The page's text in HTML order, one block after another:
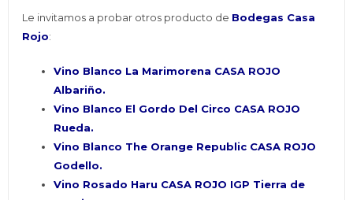
Le invitamos a probar otros producto de Bodegas Casa
Rojo:
Vino Blanco La Marimorena CASA ROJO
Albariño.
Vino Blanco El Gordo Del Circo CASA ROJO
Rueda.
Vino Blanco The Orange Republic CASA ROJO
Godello.
Vino Rosado Haru CASA ROJO IGP Tierra de